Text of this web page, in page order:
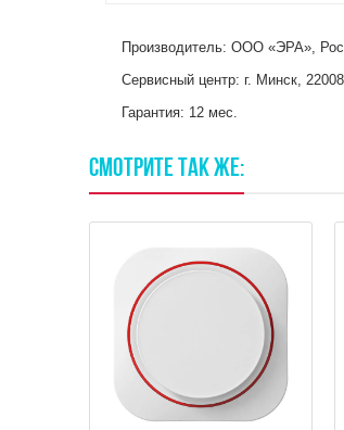
Производитель: ООО «ЭРА»,
Сервисный центр: г. Минск,
Гарантия: 12 мес.
СМОТРИТЕ ТАКЖЕ: